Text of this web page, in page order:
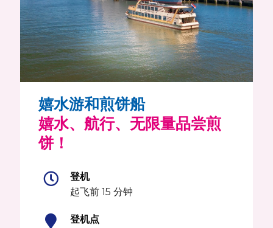
嬉水游和煎饼船
嬉水、航行、无限量品尝煎
饼！
登机
起飞前 15 分钟
登机点